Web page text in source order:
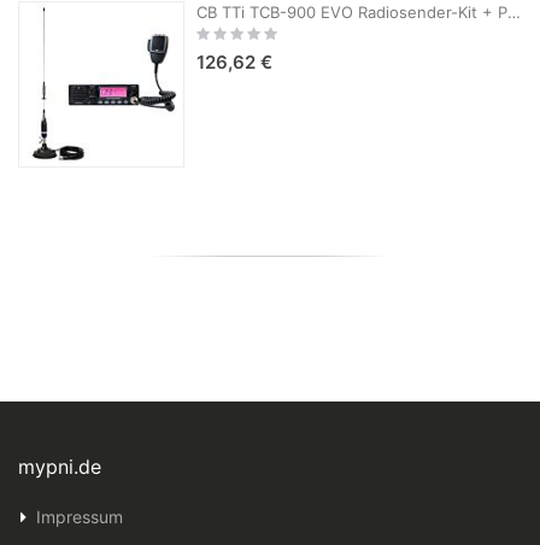
CB TTi TCB-900 EVO Radiosender-Kit + PNI S75 CB-Antenne mit Magnet
Rating:
126,62 €
mypni.de
Impressum